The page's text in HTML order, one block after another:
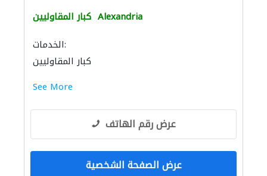
كبار المقاوليين Alexandria
الخدمات:
كبار المقاوليين
See More
عرض رقم الهاتف
عرض الصفحة الشخصية